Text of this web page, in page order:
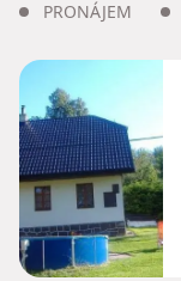
PRONÁJEM